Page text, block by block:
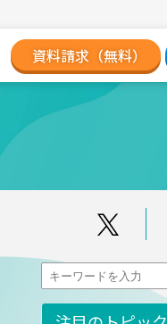
資料請求（無料）